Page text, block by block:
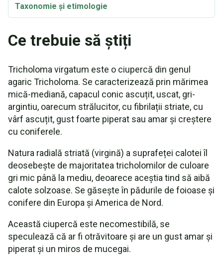
Taxonomie și etimologie
Ce trebuie să știți
Tricholoma virgatum este o ciupercă din genul
agaric Tricholoma. Se caracterizează prin mărimea
mică-mediană, capacul conic ascuțit, uscat, gri-
argintiu, oarecum strălucitor, cu fibrilații striate, cu
vârf ascuțit, gust foarte piperat sau amar și creștere
cu coniferele.
Natura radială striată (virgină) a suprafeței calotei îl
deosebește de majoritatea tricholomilor de culoare
gri mic până la mediu, deoarece aceștia tind să aibă
calote solzoase. Se găsește în pădurile de foioase și
conifere din Europa și America de Nord.
Această ciupercă este necomestibilă, se
speculează că ar fi otrăvitoare și are un gust amar și
piperat și un miros de mucegai.